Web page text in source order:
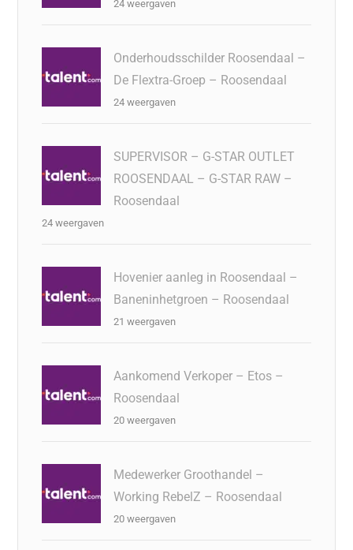
24 weergaven
Onderhoudsschilder Roosendaal –
De Flextra-Groep – Roosendaal
24 weergaven
SUPERVISOR – G-STAR OUTLET
ROOSENDAAL – G-STAR RAW –
Roosendaal
24 weergaven
Hovenier aanleg in Roosendaal –
Baneninhetgroen – Roosendaal
21 weergaven
Aankomend Verkoper – Etos –
Roosendaal
20 weergaven
Medewerker Groothandel –
Working RebelZ – Roosendaal
20 weergaven